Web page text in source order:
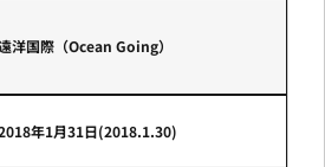
洋国際（Ocean Going）
年1月31日(2018.1.30)